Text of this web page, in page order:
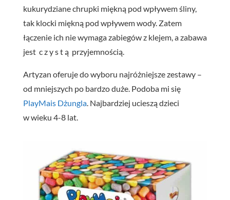
kukurydziane chrupki miękną pod wpływem śliny,
tak klocki miękną pod wpływem wody. Zatem
łączenie ich nie wymaga zabiegów z klejem, a zabawa
jest c z y s t ą przyjemnością.
Artyzan oferuje do wyboru najróżniejsze zestawy –
od mniejszych po bardzo duże. Podoba mi się
PlayMais Dżungla. Najbardziej ucieszą dzieci
w wieku 4-8 lat.